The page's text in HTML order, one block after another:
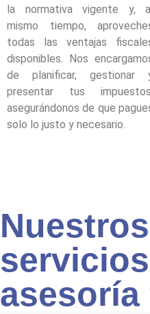
la normativa vigente y,
mismo tiempo,
todas las ventajas
disponibles. Nos
de planificar, gestionar
presentar tus
asegurándonos de que
solo lo justo y necesario.
Nuestros